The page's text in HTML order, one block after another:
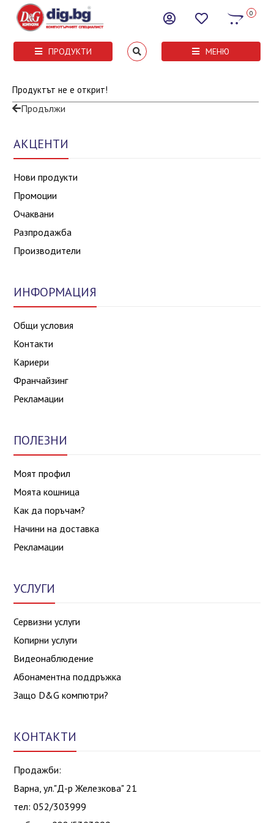
0
ПРОДУКТИ МЕНЮ
Продуктът не е открит!
Продължи
АКЦЕНТИ
Нови продукти
Промоции
Очаквани
Разпродажба
Производители
ИНФОРМАЦИЯ
Общи условия
Контакти
Кариери
Франчайзинг
Рекламации
ПОЛЕЗНИ
Моят профил
Моята кошница
Как да поръчам?
Начини на доставка
Рекламации
УСЛУГИ
Сервизни услуги
Копирни услуги
Видеонаблюдение
Абонаментна поддръжка
Защо D&G компютри?
КОНТАКТИ
Продажби:
Варна, ул."Д-р Железкова" 21
тел: 052/303999